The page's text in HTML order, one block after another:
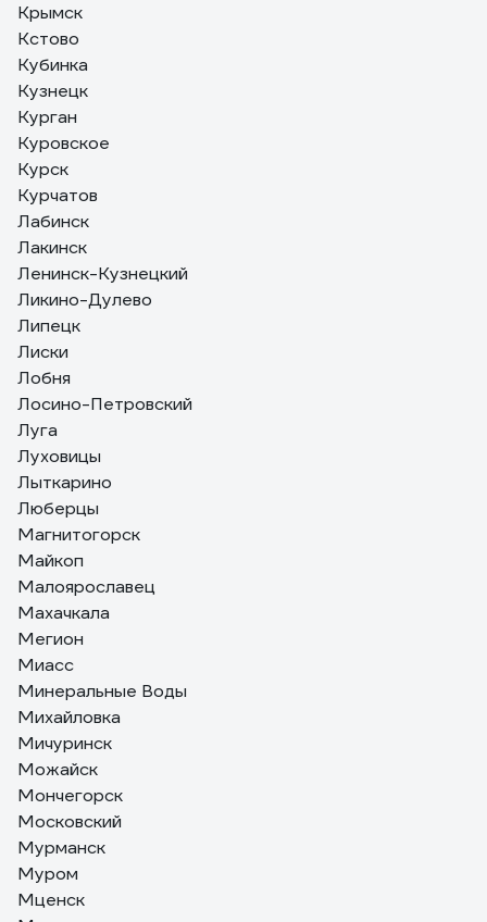
Крымск
Кстово
Кубинка
Кузнецк
Курган
Куровское
Курск
Курчатов
Лабинск
Лакинск
Ленинск-Кузнецкий
Ликино-Дулево
Липецк
Лиски
Лобня
Лосино-Петровский
Луга
Луховицы
Лыткарино
Люберцы
Магнитогорск
Майкоп
Малоярославец
Махачкала
Мегион
Миасс
Минеральные Воды
Михайловка
Мичуринск
Можайск
Мончегорск
Московский
Мурманск
Муром
Мценск